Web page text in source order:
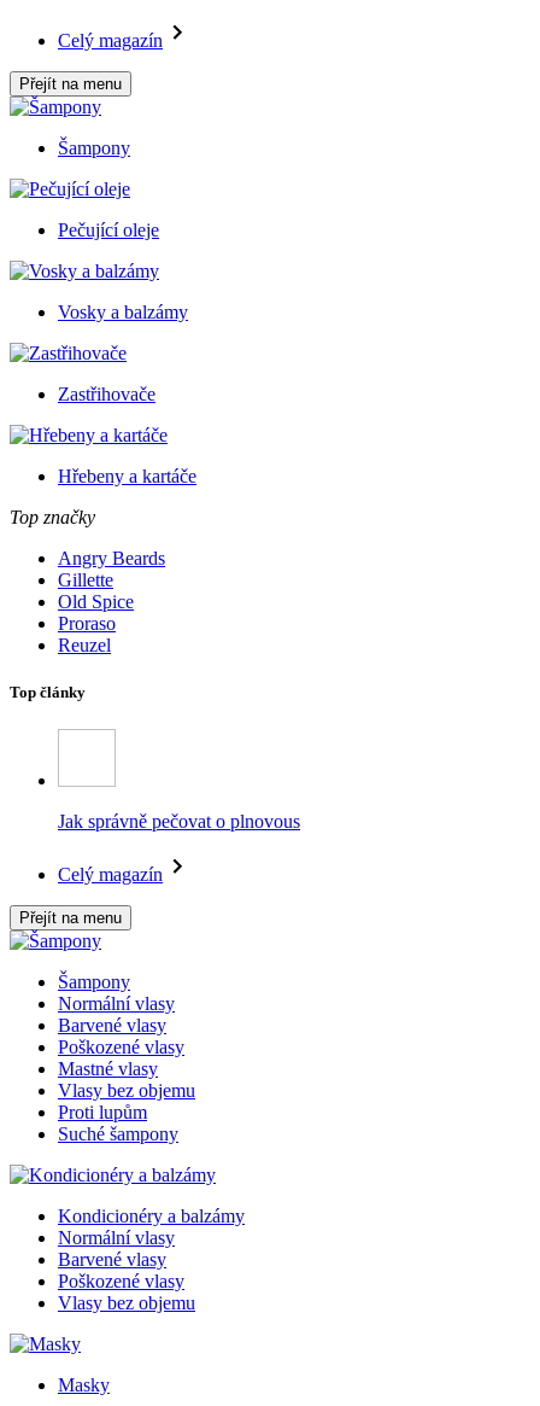
Celý magazín
Přejít na menu
Šampony
Pečující oleje
Vosky a balzámy
Zastřihovače
Hřebeny a kartáče
Top značky
Angry Beards
Gillette
Old Spice
Proraso
Reuzel
Top články
Jak správně pečovat o plnovous
Celý magazín
Přejít na menu
Šampony
Normální vlasy
Barvené vlasy
Poškozené vlasy
Mastné vlasy
Vlasy bez objemu
Proti lupům
Suché šampony
Kondicionéry a balzámy
Normální vlasy
Barvené vlasy
Poškozené vlasy
Vlasy bez objemu
Masky